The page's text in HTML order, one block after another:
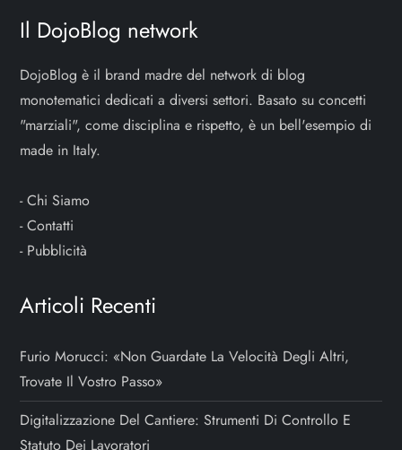
Il DojoBlog network
DojoBlog è il brand madre del network di blog
monotematici dedicati a diversi settori. Basato su concetti
"marziali", come disciplina e rispetto, è un bell'esempio di
made in Italy.
-Chi Siamo
-Contatti
- Pubblicità
Articoli Recenti
Furio Morucci: «Non Guardate La Velocità Degli Altri,
Trovate Il Vostro Passo»
Digitalizzazione Del Cantiere: Strumenti Di Controllo E
Statuto Dei Lavoratori